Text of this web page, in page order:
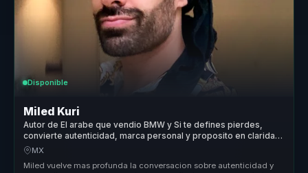
Disponible
Miled Kuri
Autor de El arabe que vendio BMW y Si te defines pierdes,
convierte autenticidad, marca personal y proposito en claridad
para equipos.
MX
Miled vuelve mas profunda la conversacion sobre autenticidad y